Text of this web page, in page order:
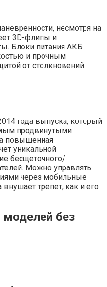
несмотря на
3D-флипы и
Блоки питания АКБ
и прочным
от столкновений.
года выпуска, который
продвинутыми
повышенная
уникальной
бесщеточного/
Можно управлять
через мобильные
внушает трепет, как и его
без